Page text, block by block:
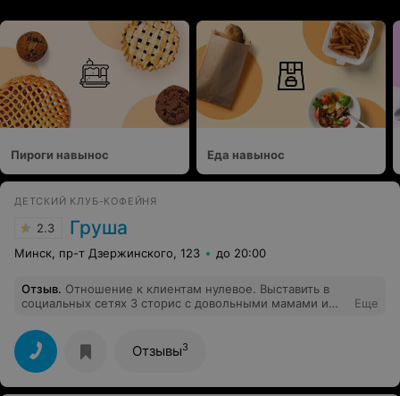
Пироги навынос Еда навынос
ДЕТСКИЙ КЛУБ-КОФЕЙНЯ
2.3 Груша
Минск, пр-т Дзержинского, 123 до 20:00
Отзыв. Отношение к клиентам нулевое. Выставить в
социальных сетях 3 сторис с довольными мамами и
работы до 13:00 не захотели (забыли)… приехали с
мужем и сыном, вошли внутрь и прямо на входе нас
развернули без извинений фразой: Мы закрыты на
День рождения. Работали сегодня с 10:00 до 13:00. И
да, дверь закрыть тоже забыли. Если вы считаете
Еще
Отзывы3